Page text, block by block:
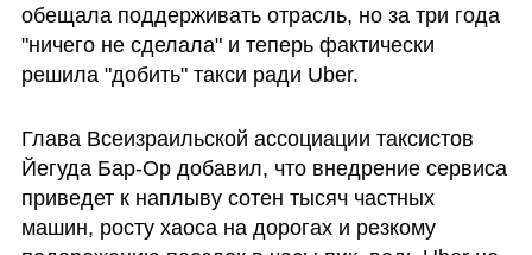
обещала поддерживать отрасль, но за три года
"ничего не сделала" и теперь фактически
решила "добить" такси ради Uber.
Глава Всеизраильской ассоциации таксистов
Йегуда Бар-Ор добавил, что внедрение сервиса
приведет к наплыву сотен тысяч частных
машин, росту хаоса на дорогах и резкому